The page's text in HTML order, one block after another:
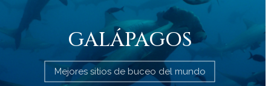
GALÁPAGOS
Mejores sitios de buceo del mundo